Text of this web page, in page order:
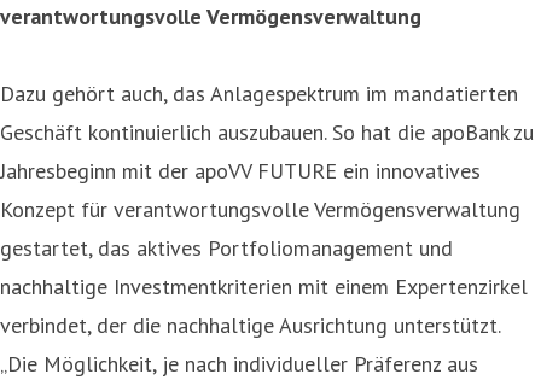
verantwortungsvolle Vermögensverwaltung
Dazu gehört auch, das Anlagespektrum im mandatierten
Geschäft kontinuierlich auszubauen. So hat die apoBank zu
Jahresbeginn mit der apoVV FUTURE ein innovatives
Konzept für verantwortungsvolle Vermögensverwaltung
gestartet, das aktives Portfoliomanagement und
nachhaltige Investmentkriterien mit einem Expertenzirkel
verbindet, der die nachhaltige Ausrichtung unterstützt.
„Die Möglichkeit, je nach individueller Präferenz aus